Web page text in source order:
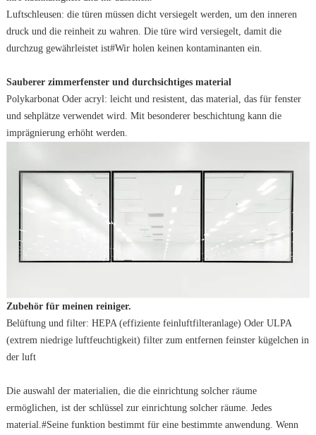
Luftschleusen: die türen müssen dicht versiegelt werden, um den inneren
druck und die reinheit zu wahren. Die türe wird versiegelt, damit die
durchzug gewährleistet ist#Wir holen keinen kontaminanten ein.
Sauberer zimmerfenster und durchsichtiges material
Polykarbonat Oder acryl: leicht und resistent, das material, das für fenster
und sehplätze verwendet wird. Mit besonderer beschichtung kann die
imprägnierung erhöht werden.
Zubehör für meinen reiniger.
Belüftung und filter: HEPA (effiziente feinluftfilteranlage) Oder ULPA
(extrem niedrige luftfeuchtigkeit) filter zum entfernen feinster kügelchen in
der luft
Die auswahl der materialien, die die einrichtung solcher räume
ermöglichen, ist der schlüssel zur einrichtung solcher räume. Jedes
material.#Seine funktion bestimmt für eine bestimmte anwendung. Wenn